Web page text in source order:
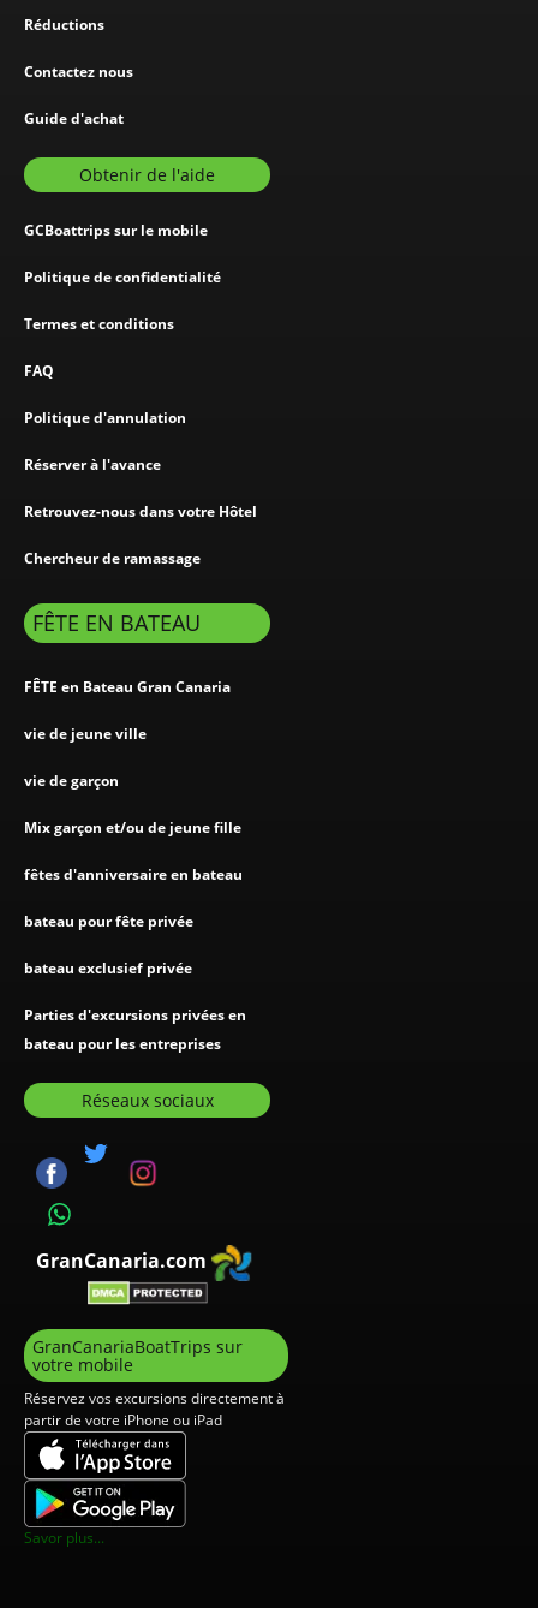
Réductions
Contactez nous
Guide d'achat
Obtenir de l'aide
GCBoattrips sur le mobile
Politique de confidentialité
Termes et conditions
FAQ
Politique d'annulation
Réserver à l'avance
Retrouvez-nous dans votre Hôtel
Chercheur de ramassage
FÊTE EN BATEAU
FÊTE en Bateau Gran Canaria
vie de jeune ville
vie de garçon
Mix garçon et/ou de jeune fille
fêtes d'anniversaire en bateau
bateau pour fête privée
bateau exclusief privée
Parties d'excursions privées en
bateau pour les entreprises
Réseaux sociaux
GranCanaria.com
GranCanariaBoatTrips sur
votre mobile
Réservez vos excursions directement à
partir de votre iPhone ou iPad
Savor plus...